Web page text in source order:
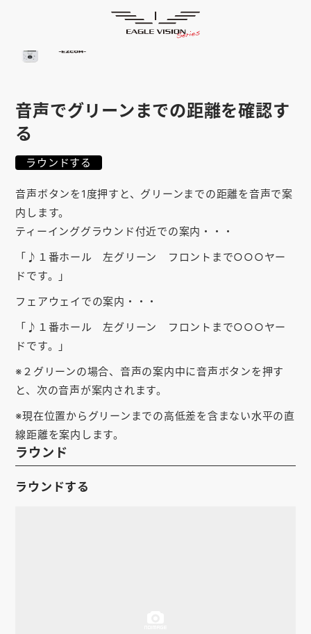
ゴルフナビ
ピンポジ君PIN POSITION
対応コース
取扱い店舗
サポート SUPPORT
お知らせ
会社概要
ゴルフ場の方へ
公式オンラインショップ
使用方法
音声でグリーンまでの距離を確認す
る
ラウンドする
音声ボタンを1度押すと、グリーンまでの距離を音声で案
内します。
ティーインググラウンド付近での案内・・・
「♪１番ホール 左グリーン フロントまで○○○ヤー
ドです。」
フェアウェイでの案内・・・
「♪１番ホール 左グリーン フロントまで○○○ヤー
ドです。」
※２グリーンの場合、音声の案内中に音声ボタンを押す
と、次の音声が案内されます。
※現在位置からグリーンまでの高低差を含まない水平の直
線距離を案内します。
ラウンド
ラウンドする